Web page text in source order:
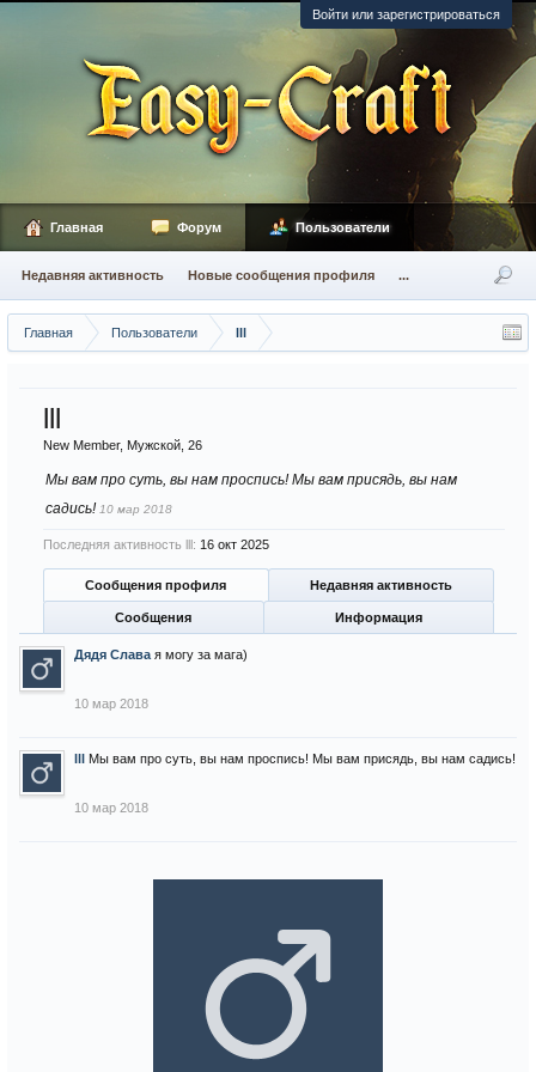
Войти или зарегистрироваться
Главная Пользователи lll
lll
New Member, Мужской, 26
Мы вам про суть, вы нам проспись! Мы вам присядь, вы нам
садись! 10 мар 2018
Последняя активность lll: 16 окт 2025
Сообщения профиля Недавняя активность
Сообщения Информация
Дядя Слава я могу за мага)
10 мар 2018
lll Мы вам про суть, вы нам проспись! Мы вам присядь, вы нам садись!
10 мар 2018
Главная Форум Пользователи
Недавняя активность Новые сообщения профиля ...